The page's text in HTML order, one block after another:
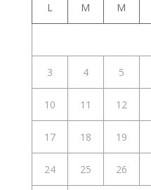
L M M
3 4 5
10 11 12
17 18 19
24 25 26